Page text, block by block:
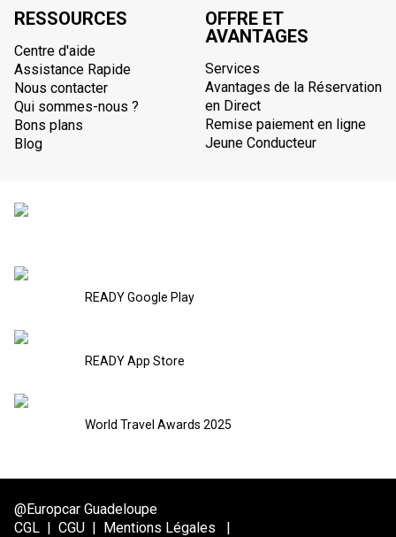
RESSOURCES
Centre d'aide
Assistance Rapide
Nous contacter
Qui sommes-nous ?
Bons plans
Blog
OFFRE ET
AVANTAGES
Services
Avantages de la Réservation
en Direct
Remise paiement en ligne
Jeune Conducteur
READY Google Play
READY App Store
World Travel Awards 2025
@Europcar Guadeloupe
CGL | CGU | Mentions Légales |